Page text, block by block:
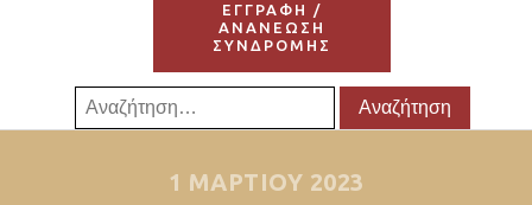
ΕΓΓΡΑΦΗ /
ΑΝΑΝΕΩΣΗ
ΣΥΝΔΡΟΜΗΣ
Αναζήτηση
για:
1 ΜΑΡΤΊΟΥ 2023